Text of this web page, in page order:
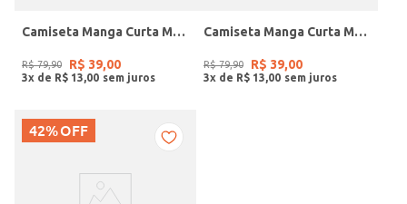
Camiseta Manga Curta Masculina AREIA
R$ 79,90 R$ 39,00
3x de R$ 13 00
Camiseta Manga Curta Masculina PRETO
R$ 79,90 R$ 39,00
3x de R$ 13 00
42%OFF